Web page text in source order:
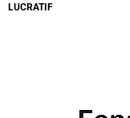
LUCRATIF